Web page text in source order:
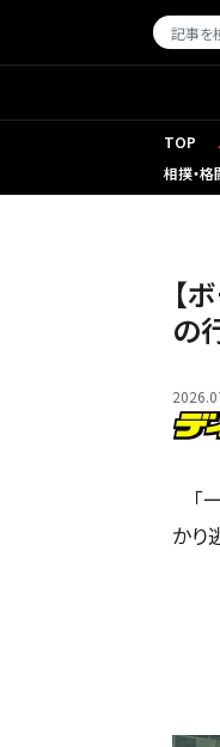
TOP
相撲・格
【
の
「
かり